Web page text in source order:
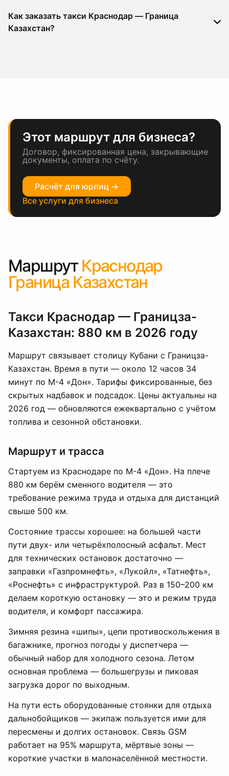
Как заказать такси Краснодар — Граница
Казахстан?
Этот маршрут для бизнеса?
Договор, фиксированная цена, закрывающие
документы, оплата по счёту.
Расчёт для юрлиц →
Все услуги для бизнеса
Маршрут Краснодар
Граница Казахстан
Такси Краснодар — Границза-
Казахстан: 880 км в 2026 году
Маршрут связывает столицу Кубани с Границза-
Казахстан. Время в пути — около 12 часов 34
минут по М-4 «Дон». Тарифы фиксированные, без
скрытых надбавок и подсадок. Цены актуальны на
2026 год — обновляются ежеквартально с учётом
топлива и сезонной обстановки.
Маршрут и трасса
Стартуем из Краснодаре по М-4 «Дон». На плече
880 км берём сменного водителя — это
требование режима труда и отдыха для дистанций
свыше 500 км.
Состояние трассы хорошее: на большей части
пути двух- или четырёхполосный асфальт. Мест
для технических остановок достаточно —
заправки «Газпромнефть», «Лукойл», «Татнефть»,
«Роснефть» с инфраструктурой. Раз в 150–200 км
делаем короткую остановку — это и режим труда
водителя, и комфорт пассажира.
Зимняя резина «шипы», цепи противоскольжения в
багажнике, прогноз погоды у диспетчера —
обычный набор для холодного сезона. Летом
основная проблема — большегрузы и пиковая
загрузка дорог по выходным.
На пути есть оборудованные стоянки для отдыха
дальнобойщиков — экипаж пользуется ими для
пересмены и долгих остановок. Связь GSM
работает на 95% маршрута, мёртвые зоны —
короткие участки в малонаселённой местности.